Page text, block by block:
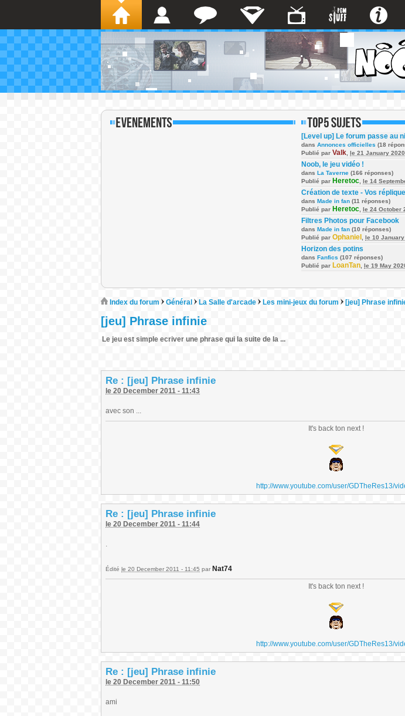
[Level up] Le forum passe au
dans Annonces officielles (18
Publié par Valk le 21 January
Noob, le jeu vidéo !
dans La Taverne (166 réponses)
Publié par Heretoc le 14
Création de texte - Vos
dans Made in fan (11 réponses)
Publié par Heretoc le 24 October
Filtres Photos pour Facebook
dans Made in fan (10 réponses)
Publié par Ophaniel le 10 January
Horizon des potins
dans Fanfics (107 réponses)
Publié par LoanTan le 19 May
Index du forum Général La Salle d'arcade Les mini-jeux du forum [jeu] Phrase
[jeu] Phrase infinie
Le jeu est simple ecriver une phrase qui la suite de la ...
Re : [jeu] Phrase infinie
le 20 December 2011 - 11:43
avec son ...
It's back ton next !
http://www.youtube.com/user/GDTheRes13/
Re : [jeu] Phrase infinie
le 20 December 2011 - 11:44
.
Édité le 20 December 2011 - 11:45 par Nat74
It's back ton next !
http://www.youtube.com/user/GDTheRes13/
Re : [jeu] Phrase infinie
le 20 December 2011 - 11:50
ami